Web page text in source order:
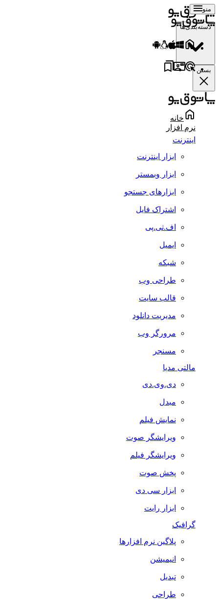
منو
دسته‌بندی‌ها
بستن
خانه
نرم افزار
اینترنت
ابزار اینترنت
ابزار وبمستر
ابزارهای جستجو
اشتراک فایل
اف.تی.پی
ایمیل
شبکه
طراحی وب
قالب سایت
مدیریت دانلود
مرورگر وب
مسنجر
مالتی مدیا
دی.وی.دی
مبدل
نمایش فیلم
ویرایشگر صوت
ویرایشگر فیلم
پخش صوت
ابزار سی دی
ابزار رایت
گرافیک
پلاگین نرم افزارها
انیمیشن
تبدیل
طراحی